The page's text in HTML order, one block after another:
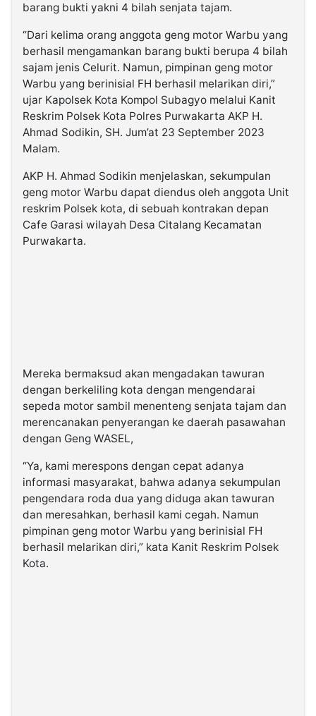
barang bukti yakni 4 bilah senjata tajam.
“Dari kelima orang anggota geng motor Warbu yang
berhasil mengamankan barang bukti berupa 4 bilah
sajam jenis Celurit. Namun, pimpinan geng motor
Warbu yang berinisial FH berhasil melarikan diri,”
ujar Kapolsek Kota Kompol Subagyo melalui Kanit
Reskrim Polsek Kota Polres Purwakarta AKP H.
Ahmad Sodikin, SH. Jum’at 23 September 2023
Malam.
AKP H. Ahmad Sodikin menjelaskan, sekumpulan
geng motor Warbu dapat diendus oleh anggota Unit
reskrim Polsek kota, di sebuah kontrakan depan
Cafe Garasi wilayah Desa Citalang Kecamatan
Purwakarta.
Mereka bermaksud akan mengadakan tawuran
dengan berkeliling kota dengan mengendarai
sepeda motor sambil menenteng senjata tajam dan
merencanakan penyerangan ke daerah pasawahan
dengan Geng WASEL,
“Ya, kami merespons dengan cepat adanya
informasi masyarakat, bahwa adanya sekumpulan
pengendara roda dua yang diduga akan tawuran
dan meresahkan, berhasil kami cegah. Namun
pimpinan geng motor Warbu yang berinisial FH
berhasil melarikan diri,” kata Kanit Reskrim Polsek
Kota.